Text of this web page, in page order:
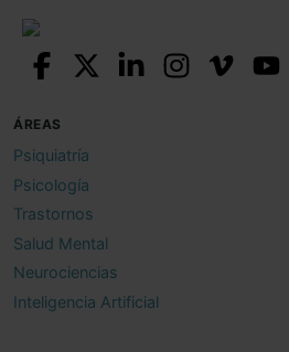
ÁREAS
Psiquiatría
Psicología
Trastornos
Salud Mental
Neurociencias
Inteligencia Artificial